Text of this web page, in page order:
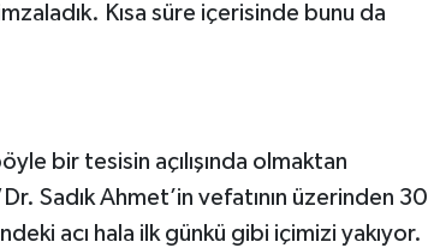
Kısa süre içerisinde bunu da
bir tesisin açılışında olmaktan
Sadık Ahmet’in vefatının üzerinden 30
acı hala ilk günkü gibi içimizi yakıyor.